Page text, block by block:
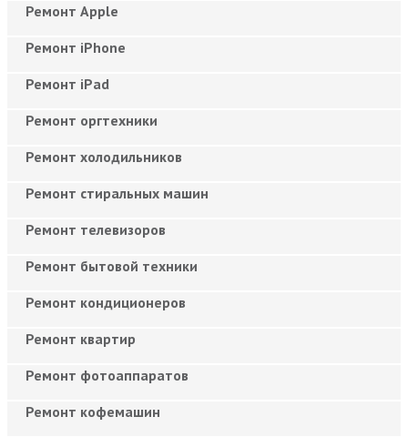
Ремонт Apple
Ремонт iPhone
Ремонт iPad
Ремонт оргтехники
Ремонт холодильников
Ремонт стиральных машин
Ремонт телевизоров
Ремонт бытовой техники
Ремонт кондиционеров
Ремонт квартир
Ремонт фотоаппаратов
Ремонт кофемашин